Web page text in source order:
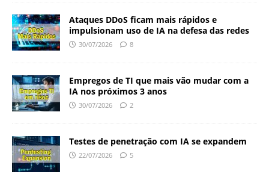
Ataques DDoS ficam mais rápidos e
impulsionam uso de IA na defesa das redes
30/07/2026 8
Empregos de TI que mais vão mudar com a
IA nos próximos 3 anos
30/07/2026 2
Testes de penetração com IA se expandem
22/07/2026 5